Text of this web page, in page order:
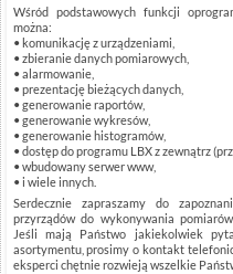
Wśród podstawowych funkcji
można:
komunikację z urządzeniami,
zbieranie danych pomiarowych,
alarmowanie,
prezentację bieżących danych,
generowanie raportów,
generowanie wykresów,
generowanie histogramów,
dostęp do programu LBX z zewnątrz
wbudowany serwer www,
i wiele innych.
Serdecznie zapraszamy do
przyrządów do wykonywania
Jeśli mają Państwo jakiekolwiek
asortymentu, prosimy o kontakt
eksperci chętnie rozwieją wszelkie